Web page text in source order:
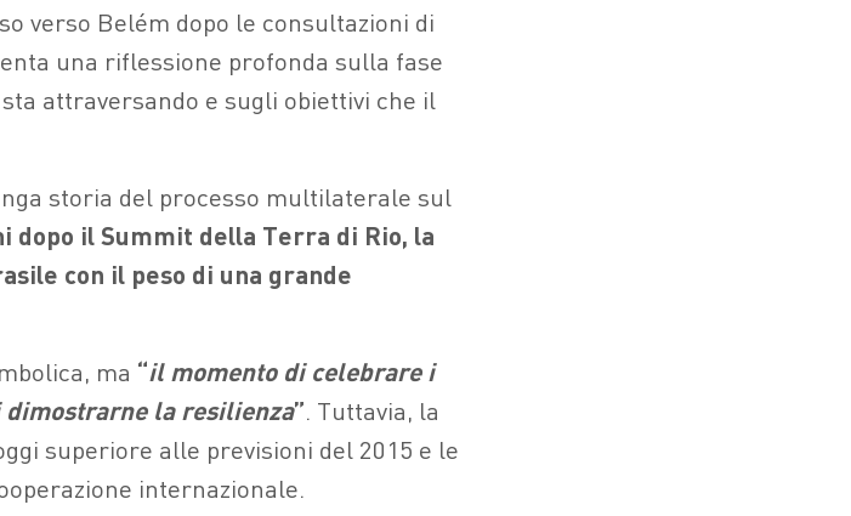
verso Belém dopo le consultazioni di
una riflessione profonda sulla fase
attraversando e sugli obiettivi che il
storia del processo multilaterale sul
dopo il Summit della Terra di Rio, la
con il peso di una grande
ma “il momento di celebrare i
dimostrarne la resilienza”. Tuttavia, la
superiore alle previsioni del 2015 e le
internazionale.